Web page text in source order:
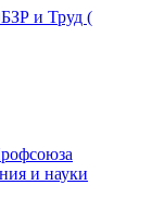
и Труд (
и науки